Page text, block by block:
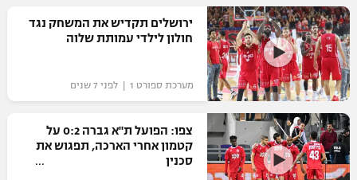
ירושלים תקדיש את המשחק נגד
חולון לילדי עמותת שלוה
מערכת ספורט 1 | לפני 7 שנים
צפו: הפועל ת"א גברה 0:2 על
קטמון אחרי הארכה, תפגוש את
סכנין